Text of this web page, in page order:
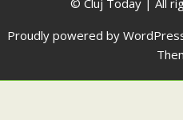
© Cluj Today | All
Proudly powered by